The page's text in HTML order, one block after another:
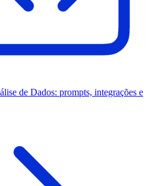
de Dados: prompts, integrações e